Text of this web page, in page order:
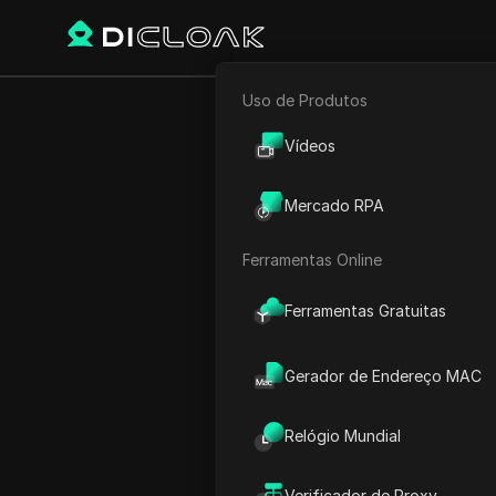
E-commerce
Uso de Produtos
Vídeos
Mercado RPA
Ferramentas Online
Ferramentas Gratuitas
Gerador de Endereço MAC
Relógio Mundial
Início
Kufra